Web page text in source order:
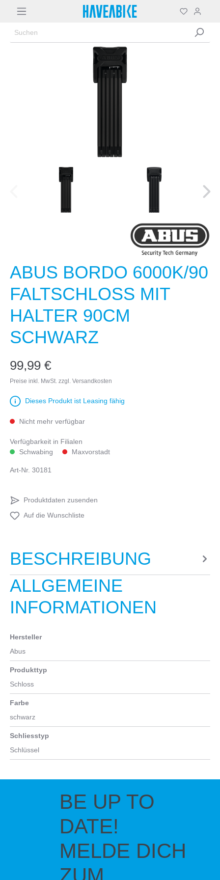
ABUS BORDO 6000K/90
FALTSCHLOSS MIT
HALTER 90CM
SCHWARZ
99,99 €
Preise inkl. MwSt. zzgl. Versandkosten
Dieses Produkt ist Leasing fähig
Nicht mehr verfügbar
Verfügbarkeit in Filialen
Schwabing
Maxvorstadt
Art-Nr. 30181
Produktdaten zusenden
Auf die Wunschliste
BESCHREIBUNG
ALLGEMEINE
INFORMATIONEN
Hersteller
Abus
Produkttyp
Schloss
Farbe
schwarz
Schliesstyp
Schlüssel
BE UP TO
DATE!
MELDE DICH
ZUM